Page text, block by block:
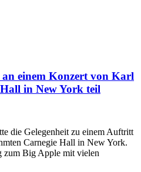
einem Konzert von Karl
in New York teil
die Gelegenheit zu einem Auftritt
Carnegie Hall in New York.
zum Big Apple mit vielen